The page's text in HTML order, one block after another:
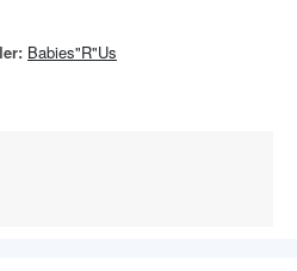
Babies"R"Us